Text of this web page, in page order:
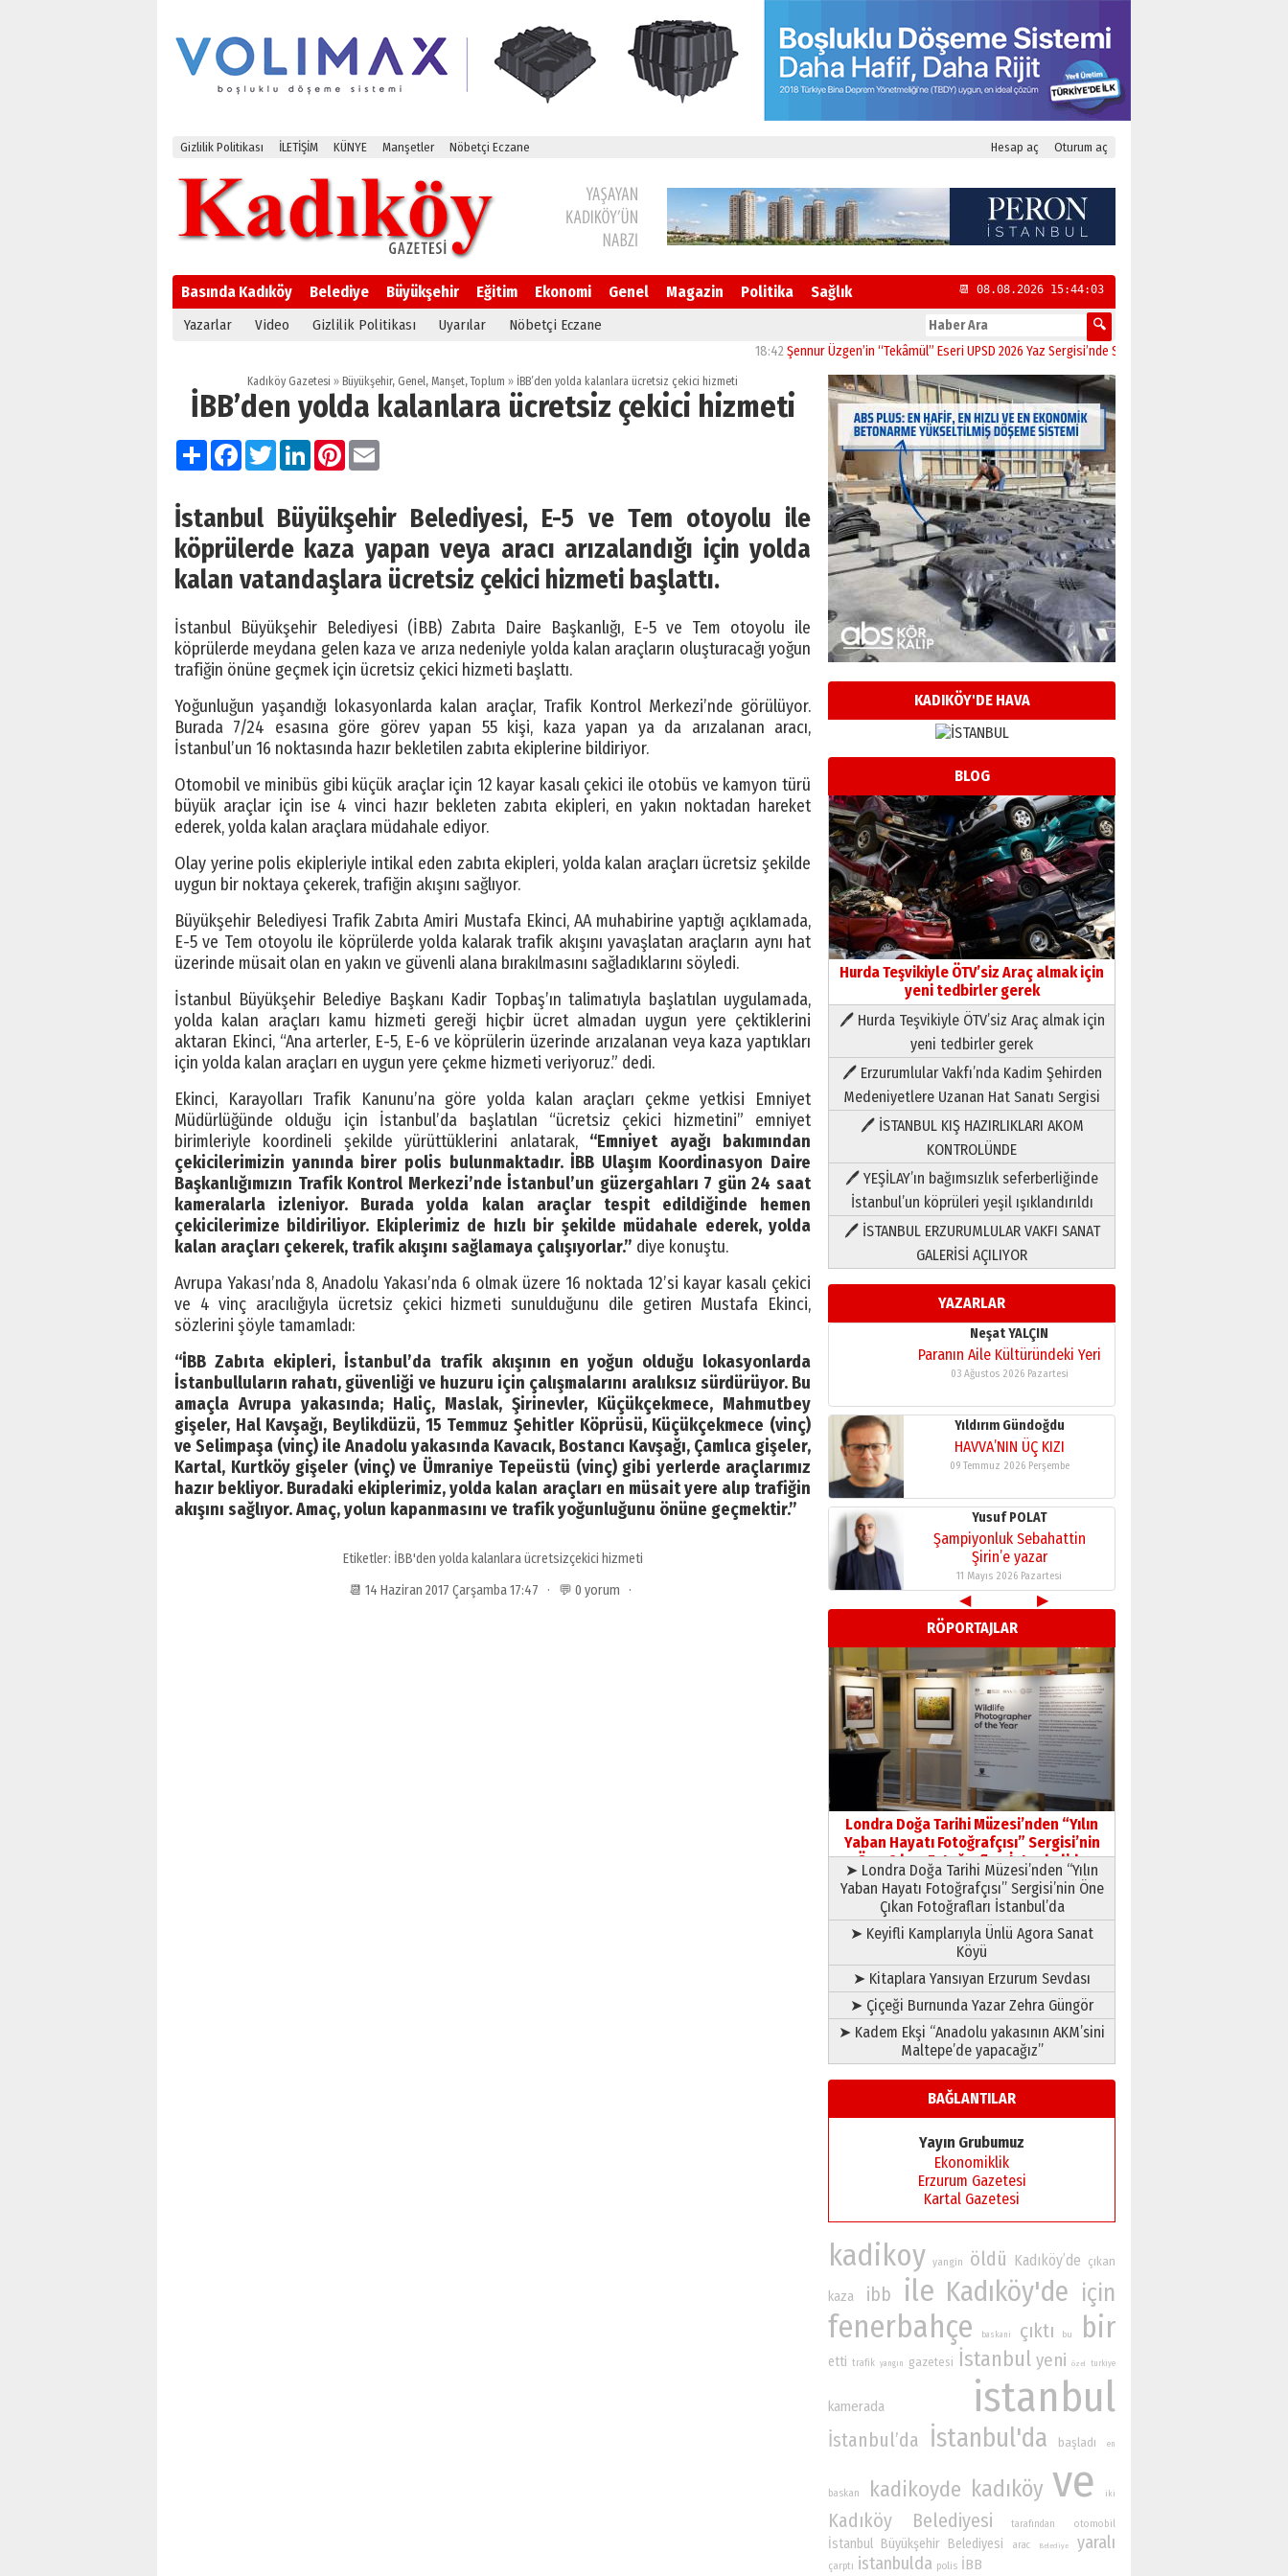
Gizlilik Politikası İLETİŞİM KÜNYE Manşetler Nöbetçi Eczane Hesap aç Oturum aç
Basında Kadıköy Belediye Büyükşehir Eğitim Ekonomi Genel Magazin Politika Sağlık 📆 08.08.2026 15:44:04
Yazarlar Video Gizlilik Politikası Uyarılar Nöbetçi Eczane
Şennur Üzgen’in “Tekâmül” Eseri UPSD 2026 Yaz Sergisi’nde Sanatseverlerle Buluştu
Kadıköy Gazetesi » Büyükşehir, Genel, Manşet,Toplum » İBB’den yolda kalanlara ücretsiz çekici hizmeti
İBB’den yolda kalanlara ücretsiz çekici hizmeti
PaylaşFacebook
TwitterLinkedInPinterest
İstanbul Büyükşehir Belediyesi, E-5 ve Tem otoyolu ile
köprülerde kaza yapan veya aracı arızalandığı için yolda
kalan vatandaşlara ücretsiz çekici hizmeti başlattı.
İstanbul Büyükşehir Belediyesi (İBB) Zabıta Daire Başkanlığı, E-5 ve Tem otoyolu ile
köprülerde meydana gelen kaza ve arıza nedeniyle yolda kalan araçların oluşturacağı yoğun
trafiğin önüne geçmek için ücretsiz çekici hizmeti başlattı.
Yoğunluğun yaşandığı lokasyonlarda kalan araçlar, Trafik Kontrol Merkezi’nde görülüyor.
Burada 7/24 esasına göre görev yapan 55 kişi, kaza yapan ya da arızalanan aracı,
İstanbul’un 16 noktasında hazır bekletilen zabıta ekiplerine bildiriyor.
Otomobil ve minibüs gibi küçük araçlar için 12 kayar kasalı çekici ile otobüs ve kamyon türü
büyük araçlar için ise 4 vinci hazır bekleten zabıta ekipleri, en yakın noktadan hareket
ederek, yolda kalan araçlara müdahale ediyor.
Olay yerine polis ekipleriyle intikal eden zabıta ekipleri, yolda kalan araçları ücretsiz şekilde
uygun bir noktaya çekerek, trafiğin akışını sağlıyor.
Büyükşehir Belediyesi Trafik Zabıta Amiri Mustafa Ekinci, AA muhabirine yaptığı açıklamada,
E-5 ve Tem otoyolu ile köprülerde yolda kalarak trafik akışını yavaşlatan araçların aynı hat
üzerinde müsait olan en yakın ve güvenli alana bırakılmasını sağladıklarını söyledi.
İstanbul Büyükşehir Belediye Başkanı Kadir Topbaş’ın talimatıyla başlatılan uygulamada,
yolda kalan araçları kamu hizmeti gereği hiçbir ücret almadan uygun yere çektiklerini
aktaran Ekinci, “Ana arterler, E-5, E-6 ve köprülerin üzerinde arızalanan veya kaza yaptıkları
için yolda kalan araçları en uygun yere çekme hizmeti veriyoruz.” dedi.
Ekinci, Karayolları Trafik Kanunu’na göre yolda kalan araçları çekme yetkisi Emniyet
Müdürlüğünde olduğu için İstanbul’da başlatılan “ücretsiz çekici hizmetini” emniyet
birimleriyle koordineli şekilde yürüttüklerini anlatarak, “Emniyet ayağı bakımından
çekicilerimizin yanında birer polis bulunmaktadır. İBB Ulaşım Koordinasyon Daire
Başkanlığımızın Trafik Kontrol Merkezi’nde İstanbul’un güzergahları 7 gün 24 saat
kameralarla izleniyor. Burada yolda kalan araçlar tespit edildiğinde hemen
çekicilerimize bildiriliyor. Ekiplerimiz de hızlı bir şekilde müdahale ederek, yolda
kalan araçları çekerek, trafik akışını sağlamaya çalışıyorlar.” diye konuştu.
Avrupa Yakası’nda 8, Anadolu Yakası’nda 6 olmak üzere 16 noktada 12’si kayar kasalı çekici
ve 4 vinç aracılığıyla ücretsiz çekici hizmeti sunulduğunu dile getiren Mustafa Ekinci,
sözlerini şöyle tamamladı:
“İBB Zabıta ekipleri, İstanbul’da trafik akışının en yoğun olduğu lokasyonlarda
İstanbulluların rahatı, güvenliği ve huzuru için çalışmalarını aralıksız sürdürüyor. Bu
amaçla Avrupa yakasında; Haliç, Maslak, Şirinevler, Küçükçekmece, Mahmutbey
gişeler, Hal Kavşağı, Beylikdüzü, 15 Temmuz Şehitler Köprüsü, Küçükçekmece (vinç)
ve Selimpaşa (vinç) ile Anadolu yakasında Kavacık, Bostancı Kavşağı, Çamlıca gişeler,
Kartal, Kurtköy gişeler (vinç) ve Ümraniye Tepeüstü (vinç) gibi yerlerde araçlarımız
hazır bekliyor. Buradaki ekiplerimiz, yolda kalan araçları en müsait yere alıp trafiğin
akışını sağlıyor. Amaç, yolun kapanmasını ve trafik yoğunluğunu önüne geçmektir.”
Etiketler: İBB'den yolda kalanlara ücretsizçekici hizmeti
📆 14 Haziran 2017 Çarşamba 17:47 · 💬 0 yorum ·
KADIKÖY'DE HAVA
BLOG
Hurda Teşvikiyle ÖTV’siz Araç almak için
yeni tedbirler gerek
🖊 Hurda Teşvikiyle ÖTV’siz Araç almak için
yeni tedbirler gerek
🖊 Erzurumlular Vakfı’nda Kadim Şehirden
Medeniyetlere Uzanan Hat Sanatı Sergisi
🖊 İSTANBUL KIŞ HAZIRLIKLARI AKOM
KONTROLÜNDE
🖊 YEŞİLAY’ın bağımsızlık seferberliğinde
İstanbul’un köprüleri yeşil ışıklandırıldı
🖊 İSTANBUL ERZURUMLULAR VAKFI SANAT
GALERİSİ AÇILIYOR
YAZARLAR
Neşat YALÇIN
Paranın Aile Kültüründeki Yeri
03 Ağustos 2026 Pazartesi
Yıldırım Gündoğdu
HAVVA’NIN ÜÇ KIZI
09 Temmuz 2026 Perşembe
Yusuf POLAT
Şampiyonluk Sebahattin
Şirin’e yazar
11 Mayıs 2026 Pazartesi
Neşat YALÇIN
Paranın Aile Kültüründeki Yeri
03 Ağustos 2026 Pazartesi
Yıldırım Gündoğdu
HAVVA’NIN ÜÇ KIZI
09 Temmuz 2026 Perşembe
Yusuf POLAT
Şampiyonluk Sebahattin
Şirin’e yazar
11 Mayıs 2026 Pazartesi
Neşat YALÇIN
Paranın Aile Kültüründeki Yeri
03 Ağustos 2026 Pazartesi
Yıldırım Gündoğdu
HAVVA’NIN ÜÇ KIZI
09 Temmuz 2026 Perşembe
Yusuf POLAT
Şampiyonluk Sebahattin
Şirin’e yazar
11 Mayıs 2026 Pazartesi
◀
▶
RÖPORTAJLAR
Londra Doğa Tarihi Müzesi’nden “Yılın
Yaban Hayatı Fotoğrafçısı” Sergisi’nin
Öne Çıkan Fotoğrafları İstanbul’da
➤ Londra Doğa Tarihi Müzesi’nden “Yılın
Yaban Hayatı Fotoğrafçısı” Sergisi’nin Öne
Çıkan Fotoğrafları İstanbul’da
➤ Keyifli Kamplarıyla Ünlü Agora Sanat
Köyü
➤ Kitaplara Yansıyan Erzurum Sevdası
➤ Çiçeği Burnunda Yazar Zehra Güngör
➤ Kadem Ekşi “Anadolu yakasının AKM’sini
Maltepe’de yapacağız”
BAĞLANTILAR
Yayın Grubumuz
Ekonomiklik
Erzurum Gazetesi
Kartal Gazetesi
kadikoy yangin öldü Kadıköy’de çıkan
kaza ibb ile Kadıköy'de için
fenerbahçe baskani çıktı bu bir
etti trafik yangın gazetesi İstanbul yeni özel turkiye
kamerada istanbul
İstanbul’da İstanbul'da başladı en
baskan kadikoyde kadıköy ve iki
Kadıköy Belediyesi tarafından otomobil
İstanbul Büyükşehir Belediyesi arac Belediye yaralı
çarptı istanbulda polis İBB